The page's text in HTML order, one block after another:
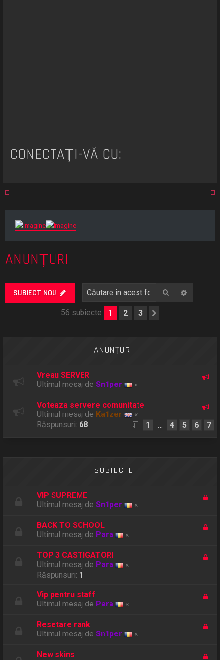
CONECTAȚI-VĂ CU:
ANUNȚURI
SUBIECT NOU Căutare
56 subiecte 1 2 3
ANUNŢURI
Vreau SERVER
Ultimul mesaj deSn1per «
Voteaza servere comunitate
Ultimul mesaj de Ka1zer
«
Răspunsuri: 68 1 … 4 5 6 7
SUBIECTE
VIP SUPREME
Ultimul mesaj deSn1per «
BACK TO SCHOOL
Ultimul mesaj de Para «
TOP 3 CASTIGATORI
Ultimul mesaj de Para
«
Răspunsuri: 1
Vip pentru staff
Ultimul mesaj de Para «
Resetare rank
Ultimul mesaj deSn1per «
New skins